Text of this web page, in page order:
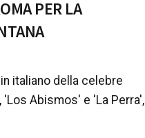
PER LA
italiano della celebre
Abismos' e 'La Perra',